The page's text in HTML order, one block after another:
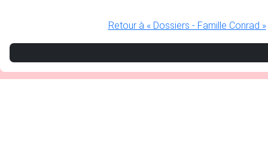
Retour à « Dossiers - Famille Conrad »